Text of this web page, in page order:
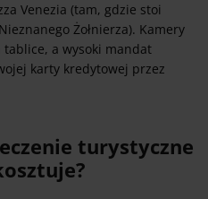
Venezia (tam, gdzie stoi
Żołnierza). Kamery
a wysoki mandat
karty kredytowej przez
turystyczne